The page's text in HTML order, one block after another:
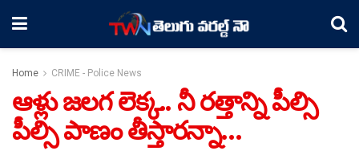
Home CRIME - Police News
ఆళ్లు జలగ లెక్క.. నీ రత్తాన్ని పీల్సి
పీల్సి పాణం తీస్తారన్నా…